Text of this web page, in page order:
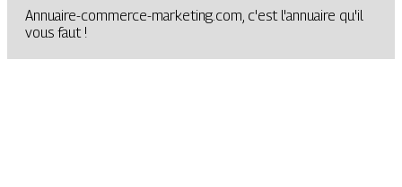
Annuaire-commerce-marketing.com, c'est l'annuaire qu'il
vous faut !